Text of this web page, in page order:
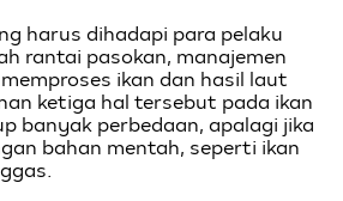
harus dihadapi para pelaku
rantai pasokan, manajemen
ikan dan hasil laut
ketiga hal tersebut pada ikan
banyak perbedaan, apalagi jika
bahan mentah, seperti ikan